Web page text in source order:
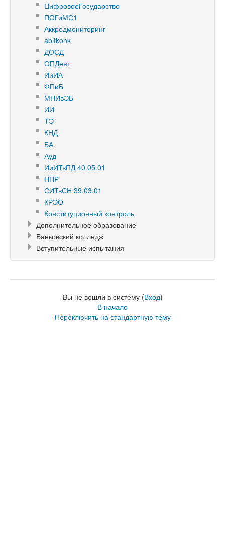
ЦифровоеГосударство
ПОГиМС1
Аккредмониторинг
abitkonk
ДОСД
ОПДеят
ИиИА
ФПиБ
МНИвЭБ
ИИ
ТЭ
КНД
БА
Ауд
ИиИТвПД 40.05.01
НПР
СИТвСН 39.03.01
КРЭО
Конституционный контроль
Дополнительное образование
Банковский колледж
Вступительные испытания
Вы не вошли в систему (Вход)
В начало
Переключить на стандартную тему